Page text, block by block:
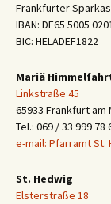
Frankfurter
IBAN: DE65 5005
BIC: HELADEF1822
Mariä
Linkstraße 45
65933 Frankfurt am
Tel.: 069 / 33 999 78
e-mail: Pfarramt St.
St. Hedwig
Elsterstraße 18